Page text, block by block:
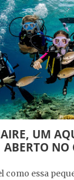
UM
ABERTO NO
como essa